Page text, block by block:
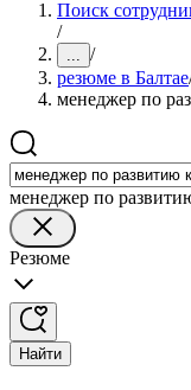
Поиск
/
... /
резюме в Балтае
менеджер по
менеджер по
Резюме
Найти